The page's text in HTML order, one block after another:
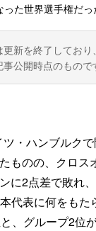
た世界選手権だ
更新を終了してお
公開時点のもので
・ハンブルク
ものの、クロ
に2点差で敗れ
代表に何をもた
、グループ2位